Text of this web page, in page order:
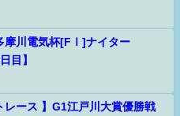
摩川電気杯[FⅠ]ナイター
目】
レース 】G1江戸川大賞優勝戦